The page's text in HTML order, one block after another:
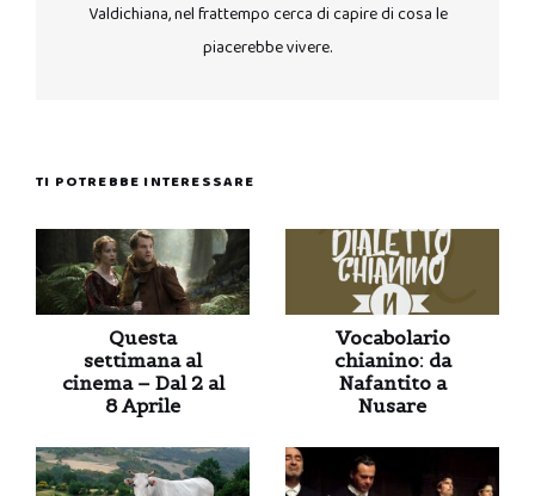
Valdichiana, nel frattempo cerca di capire di cosa le
piacerebbe vivere.
TI POTREBBE INTERESSARE
Questa
settimana al
cinema – Dal 2 al
8 Aprile
Vocabolario
chianino: da
Nafantito a
Nusare